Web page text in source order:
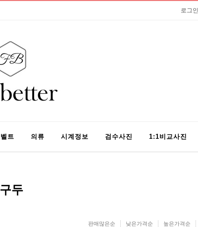
로그인
벨트 의류 시계정보 검수사진 1:1비교사진
구두
판매많은순 낮은가격순 높은가격순